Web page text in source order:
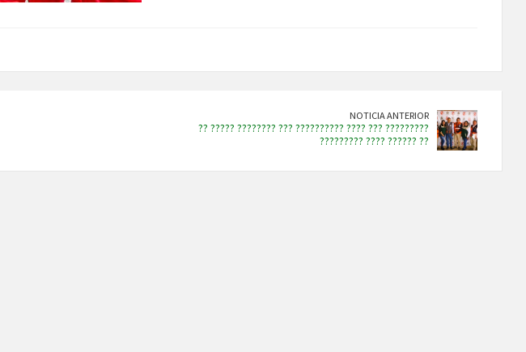
NOTICIA ANTERIOR
?? ????? ???????? ??? ?????????? ???? ??? ?????????
????????? ???? ?????? ??